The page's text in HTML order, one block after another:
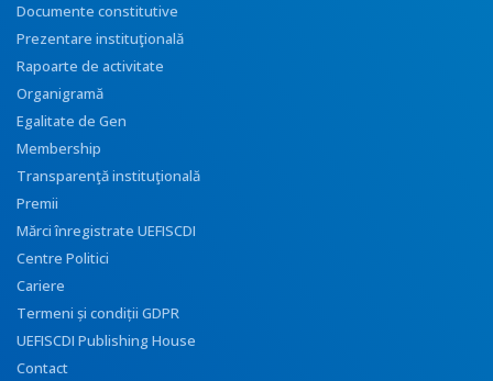
Documente constitutive
Prezentare instituţională
Rapoarte de activitate
Organigramă
Egalitate de Gen
Membership
Transparenţă instituţională
Premii
Mărci înregistrate UEFISCDI
Centre Politici
Cariere
Termeni și condiții GDPR
UEFISCDI Publishing House
Contact